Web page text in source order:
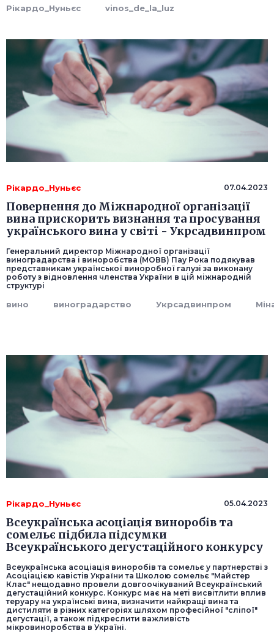
Рікардо_Нуньєс vinos_de_la_luz
Рікардо_Нуньєс 07.04.2023
Повернення до Міжнародної організації
вина прискорить визнання та просування
українського вина у світі - Укрсадвинпром
Генеральний директор Міжнародної організації
виноградарства і виноробства (МОВВ) Пау Рока подякував
представникам української виноробної галузі за виконану
роботу з відновлення членства України в цій міжнародній
структурі
вино виноградарство Укрсадвинпром
Рікардо_Нуньєс 05.04.2023
Всеукраїнська асоціація виноробів та
сомельє підбила підсумки
Всеукраїнського дегустаційного конкурсу
Всеукраїнська асоціація виноробів та сомельє у партнерстві з
Асоціацією кавістів України та Школою сомельє "Майстер
Клас" нещодавно провели довгоочікуваний Всеукраїнський
дегустаційний конкурс. Конкурс має на меті висвітлити вплив
теруару на українські вина, визначити найкращі вина та
дистиляти в різних категоріях шляхом професійної "сліпої"
дегустації, а також підкреслити важливість
мікровиноробства в Україні.